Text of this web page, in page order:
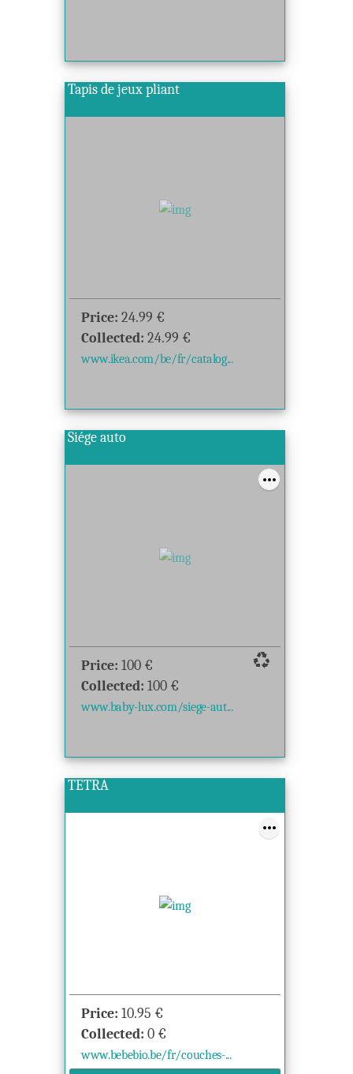
Tapis de jeux pliant
Price: 24.99 €
Collected: 24.99 €
www.ikea.com/be/fr/catalog...
Siége auto
recycling
Price: 100 €
Collected: 100 €
www.baby-lux.com/siege-aut...
TETRA
Price: 10.95 €
Collected: 0 €
www.bebebio.be/fr/couches-...